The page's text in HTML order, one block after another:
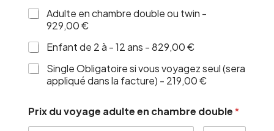
Adulte en chambre double ou twin -
929,00 €
Enfant de 2 à - 12 ans -829,00 €
Single Obligatoire si vous voyagez seul (sera
appliqué dans la facture) - 219,00 €
Prix du voyage adulte en chambre double*